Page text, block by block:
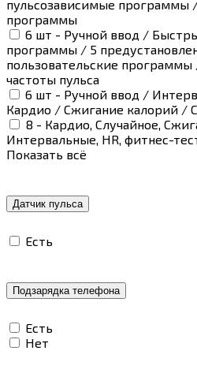
пульсозависимые программы
программы
6 шт - Ручной ввод /
программы / 5
пользовательские
частоты пульса
6 шт - Ручной ввод /
Кардио / Сжигание калорий /
8 - Кардио, Случайное,
Интервальные, HR, фитнес-
Показать всё
Датчик пульса
Есть
Подзарядка телефона
Есть
Нет